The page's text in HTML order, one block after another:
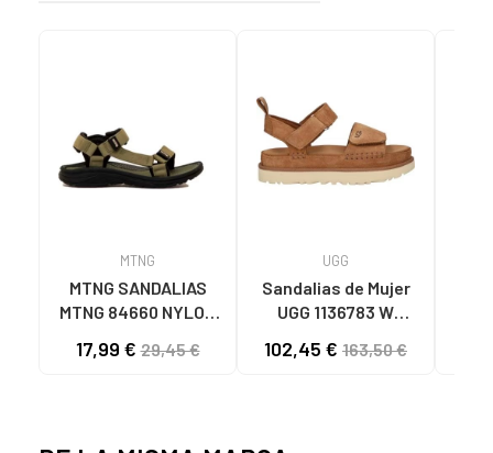
MTNG
MTNG SANDALIAS
MTNG 84660 NYLON
C59785 - - NYLON
17,99 €29,45 €
UGG
Sandalias de Mujer
UGG 1136783 W
CHESTNUT
102,45 € 163,50 €